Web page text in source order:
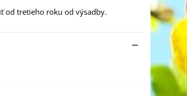
od tretieho roku od výsadby.